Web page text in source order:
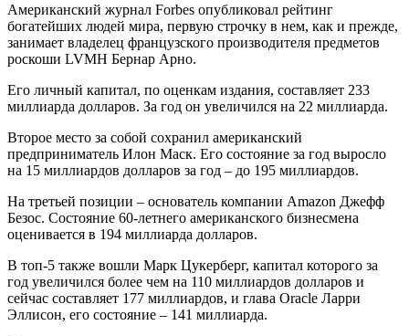
Американский журнал Forbes опубликовал рейтинг
богатейших людей мира, первую строчку в нем, как и прежде,
занимает владелец французского производителя предметов
роскоши LVMH Бернар Арно.
Его личный капитал, по оценкам издания, составляет 233
миллиарда долларов. За год он увеличился на 22 миллиарда.
Второе место за собой сохранил американский
предприниматель Илон Маск. Его состояние за год выросло
на 15 миллиардов долларов за год – до 195 миллиардов.
На третьей позиции – основатель компании Amazon Джефф
Безос. Состояние 60-летнего американского бизнесмена
оценивается в 194 миллиарда долларов.
В топ-5 также вошли Марк Цукерберг, капитал которого за
год увеличился более чем на 110 миллиардов долларов и
сейчас составляет 177 миллиардов, и глава Oracle Ларри
Эллисон, его состояние – 141 миллиарда.